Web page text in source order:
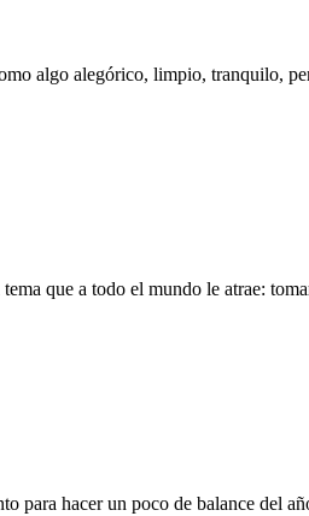
algo alegórico, limpio, tranquilo,
que a todo el mundo le atrae:
para hacer un poco de balance del